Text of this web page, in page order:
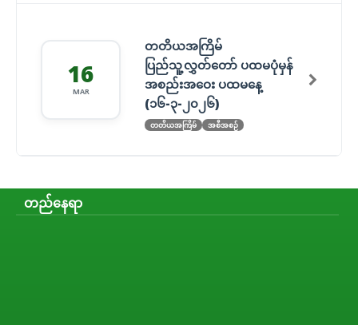
16
MAR
တတိယအကြိမ်
ပြည်သူ့လွှတ်တော် ပထမပုံမှန်
အစည်းအဝေး ပထမနေ့
(၁၆-၃-၂၀၂၆)
တတိယအကြိမ် အစီအစဉ်
တည်နေရာ